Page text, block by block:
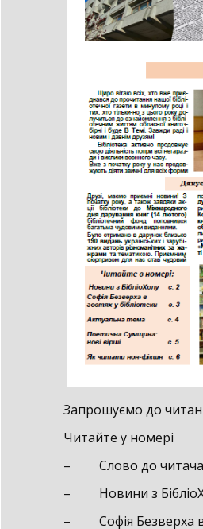
Запрошуємо до
Читайте у номері
– Слово до читача
– Новини з
– Софія Безверха в